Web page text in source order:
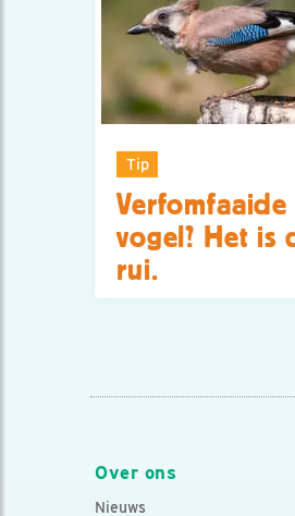
Tip
Verfomfaaide
vogel? Het is
rui.
Over ons
Nieuws